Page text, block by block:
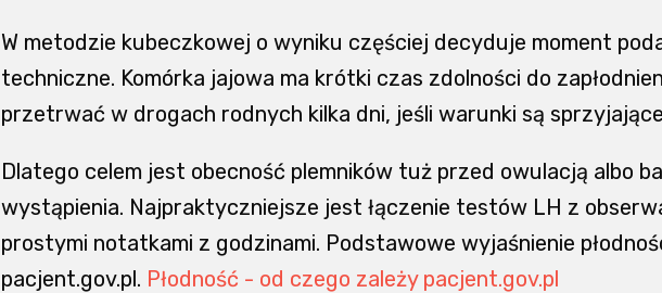
W metodzie kubeczkowej o wyniku częściej decyduje moment
techniczne. Komórka jajowa ma krótki czas zdolności do
przetrwać w drogach rodnych kilka dni, jeśli warunki są
Dlatego celem jest obecność plemników tuż przed owulacją albo
wystąpienia. Najpraktyczniejsze jest łączenie testów LH z
prostymi notatkami z godzinami. Podstawowe wyjaśnienie
pacjent.gov.pl. Płodność - od czego zależy pacjent.gov.pl